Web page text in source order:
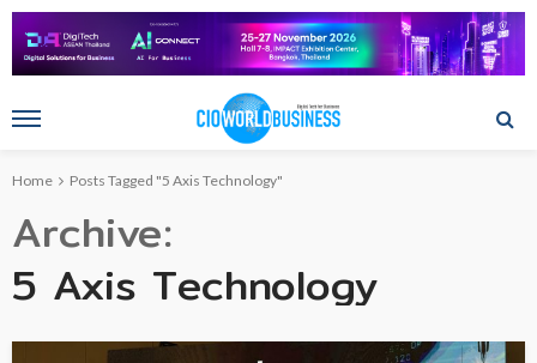
Home Posts Tagged "5 Axis Technology"
Archive
5 Axis Technology